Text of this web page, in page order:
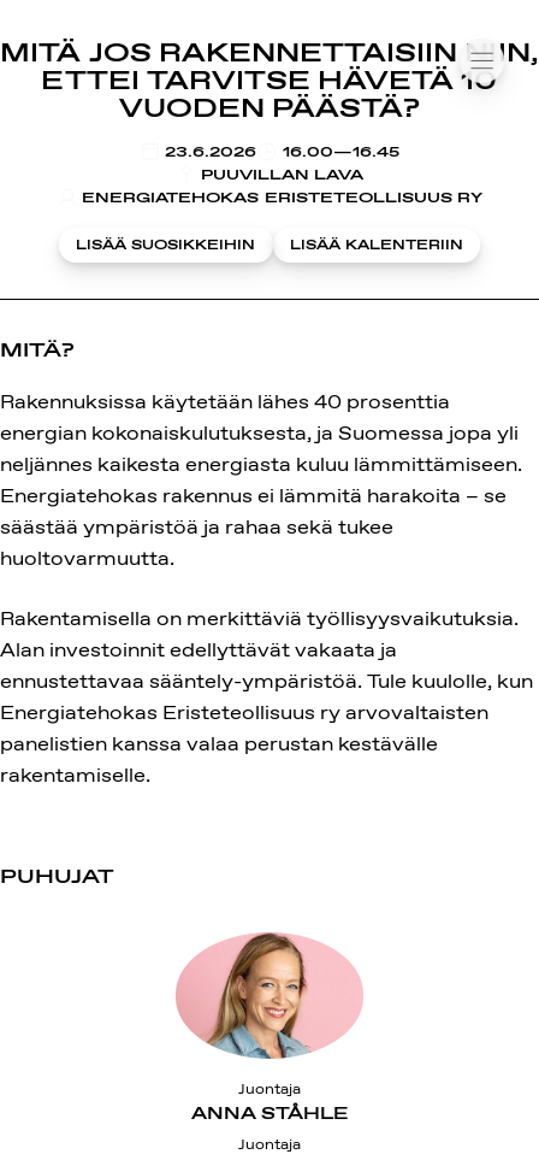
Siirry
sisältöön
MITÄ JOS RAKENNETTAISIIN NIIN,
ETTEI TARVITSE HÄVETÄ 10
VUODEN PÄÄSTÄ?
23.6.2026
KLO
16.00—16.45
PUUVILLAN LAVA
ENERGIATEHOKAS ERISTETEOLLISUUS RY
LISÄÄ SUOSIKKEIHIN LISÄÄ KALENTERIIN
MITÄ?
Rakennuksissa käytetään lähes 40 prosenttia
energian kokonaiskulutuksesta, ja Suomessa jopa yli
neljännes kaikesta energiasta kuluu lämmittämiseen.
Energiatehokas rakennus ei lämmitä harakoita – se
säästää ympäristöä ja rahaa sekä tukee
huoltovarmuutta.
Rakentamisella on merkittäviä työllisyysvaikutuksia.
Alan investoinnit edellyttävät vakaata ja
ennustettavaa sääntely-ympäristöä. Tule kuulolle, kun
Energiatehokas Eristeteollisuus ry arvovaltaisten
panelistien kanssa valaa perustan kestävälle
rakentamiselle.
PUHUJAT
ANNA STÅHLE
Juontaja
Juontaja